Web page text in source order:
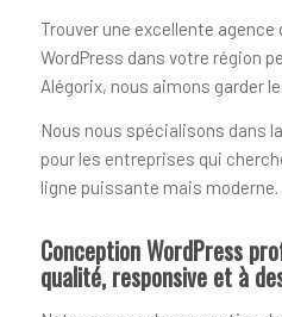
Trouver une excellente
WordPress dans votre région
Alégorix, nous aimons garder
Nous nous spécialisons dans
pour les entreprises qui
ligne puissante mais moderne.
Conception WordPress
qualité, responsive et à